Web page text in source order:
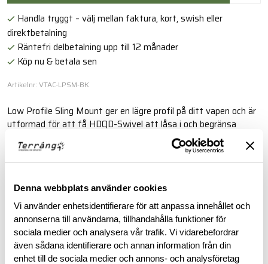
Denna webbplats använder cookies
Vi använder enhetsidentifierare för att anpassa innehållet och
annonserna till användarna, tillhandahålla funktioner för
sociala medier och analysera vår trafik. Vi vidarebefordrar
även sådana identifierare och annan information från din
enhet till de sociala medier och annons- och analysföretag
Handla tryggt – välj mellan faktura, kort, swish eller
direktbetalning
Räntefri delbetalning upp till 12 månader
Köp nu & betala sen
Artikelnr: VTAC-LPSM-BK
Low Profile Sling Mount ger en lägre profil på ditt vapen och är
utformad för att få HDQD-Swivel att låsa i och begränsa
Läs mer
BESKRIVNING
RECENSIONER